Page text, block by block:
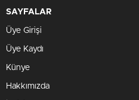
SAYFALAR
Üye Girişi
Üye Kaydı
Künye
Hakkımızda